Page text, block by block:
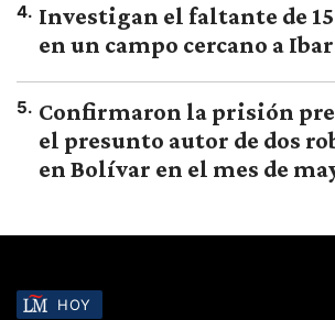
4. Investigan el faltante de
en un campo cercano a
5. Confirmaron la prisión
el presunto autor de dos
en Bolívar en el mes de
HOY